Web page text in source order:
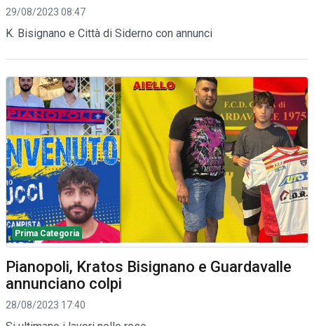
29/08/2023 08:47
K. Bisignano e Città di Siderno con annunci
Prima Categoria
Pianopoli, Kratos Bisignano e Guardavalle
annunciano colpi
28/08/2023 17:40